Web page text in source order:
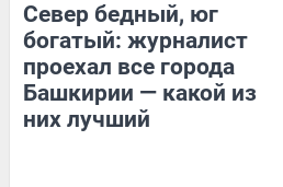
Север бедный, юг
богатый: журналист
проехал все города
Башкирии — какой из
них лучший